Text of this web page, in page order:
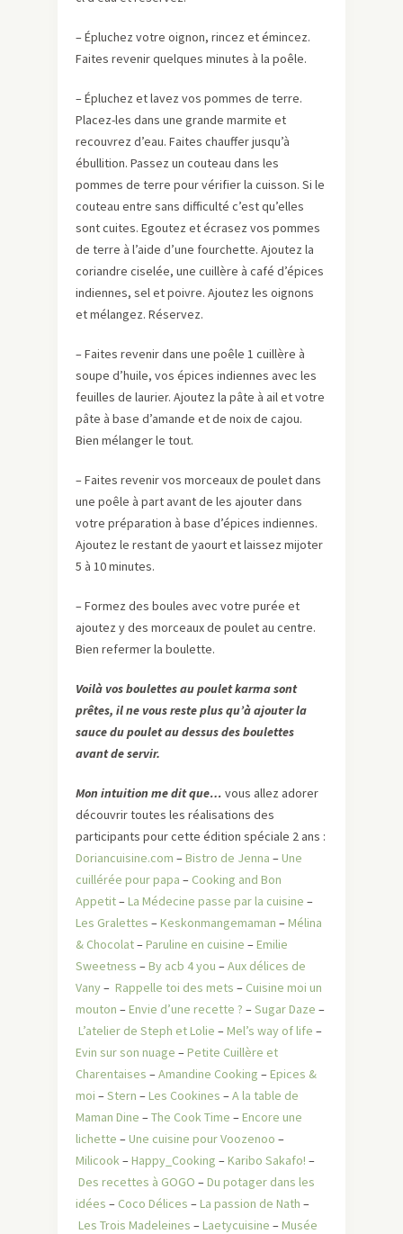
– Épluchez votre oignon, rincez et émincez.
Faites revenir quelques minutes à la poêle.
– Épluchez et lavez vos pommes de terre.
Placez-les dans une grande marmite et
recouvrez d’eau. Faites chauffer jusqu’à
ébullition. Passez un couteau dans les
pommes de terre pour vérifier la cuisson. Si le
couteau entre sans difficulté c’est qu’elles
sont cuites. Egoutez et écrasez vos pommes
de terre à l’aide d’une fourchette. Ajoutez la
coriandre ciselée, une cuillère à café d’épices
indiennes, sel et poivre. Ajoutez les oignons
et mélangez. Réservez.
– Faites revenir dans une poêle 1 cuillère à
soupe d’huile, vos épices indiennes avec les
feuilles de laurier. Ajoutez la pâte à ail et votre
pâte à base d’amande et de noix de cajou.
Bien mélanger le tout.
– Faites revenir vos morceaux de poulet dans
une poêle à part avant de les ajouter dans
votre préparation à base d’épices indiennes.
Ajoutez le restant de yaourt et laissez mijoter
5 à 10 minutes.
– Formez des boules avec votre purée et
ajoutez y des morceaux de poulet au centre.
Bien refermer la boulette.
Voilà vos boulettes au poulet karma sont
prêtes, il ne vous reste plus qu’à ajouter la
sauce du poulet au dessus des boulettes
avant de servir.
Mon intuition me dit que… vous allez adorer
découvrir toutes les réalisations des
participants pour cette édition spéciale 2 ans :
Doriancuisine.com –Bistro de Jenna –Une
cuillérée pour papa – Cooking and Bon
Appetit–La Médecine passe par la cuisine –
Les Gralettes –Keskonmangemaman –Mélina
& Chocolat–Paruline en cuisine –Emilie
Sweetness –By acb 4 you –Aux délices de
Vany– Rappelle toi des mets – Cuisine moi un
mouton –Envie d’une recette ? –Sugar Daze –
L’atelier de Steph et Lolie –Mel’s way of life –
Evin sur son nuage –Petite Cuillère et
Charentaises –Amandine Cooking –Epices &
moi –Stern –Les Cookines –A la table de
Maman Dine –The Cook Time –Encore une
lichette –Une cuisine pour Voozenoo –
Milicook–Happy_Cooking –Karibo Sakafo! –
Des recettes à GOGO –Du potager dans les
idées – Coco Délices –La passion de Nath –
Les Trois Madeleines –Laetycuisine –Musée